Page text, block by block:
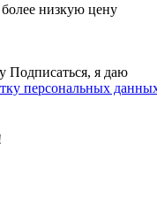
низкую цену
Подписаться, я даю
персональных